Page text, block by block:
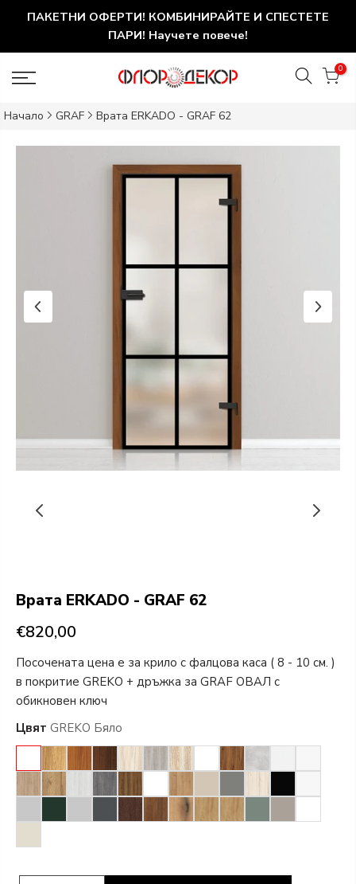
ПАКЕТНИ ОФЕРТИ! КОМБИНИРАЙТЕ И СПЕСТЕТЕ
ПАРИ! Научете повече!
0
Начало GRAF Врата ERKADO - GRAF 62
Врата ERKADO - GRAF 62
€820,00
Посочената цена е за крило с фалцова каса ( 8 - 10 см. )
в покритие GREKO + дръжка за GRAF ОВАЛ с
обикновен ключ
Цвят GREKO Бяло